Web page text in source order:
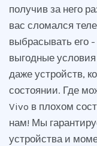
получив за него
вас сломался
выбрасывать его
выгодные
даже устройств,
состоянии. Где
Vivo в плохом
нам! Мы
устройства и